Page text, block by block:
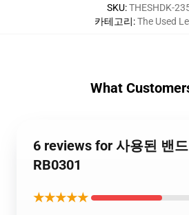
SKU:THESHDK-
카테고리:The Used
What
6 reviews for 사용된 밴
RB0301
★★★★★